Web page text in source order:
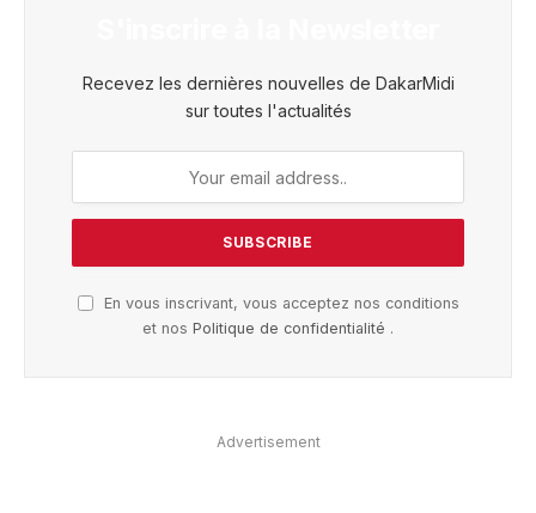
Recevez les dernières nouvelles de DakarMidi
sur toutes l'actualités
En vous inscrivant, vous acceptez nos conditions
et nos Politique de confidentialité .
Advertisement